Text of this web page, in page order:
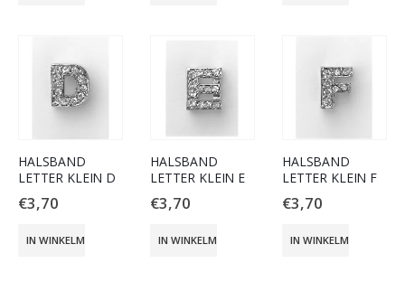
HALSBAND
LETTER KLEIN D
€3,70
IN WINKELMAND
HALSBAND
LETTER KLEIN E
€3,70
IN WINKELMAND
HALSBAND
LETTER KLEIN F
€3,70
IN WINKELMAND